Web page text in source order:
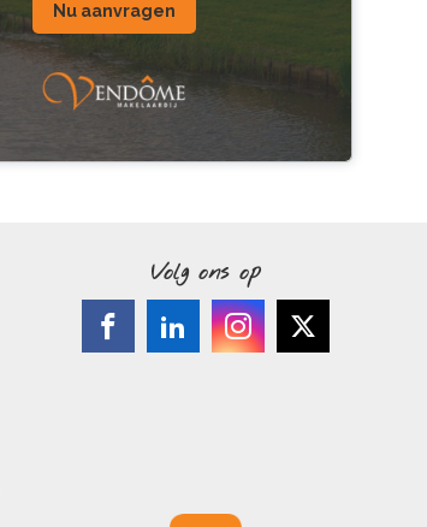
Nu aanvragen
Volg ons op